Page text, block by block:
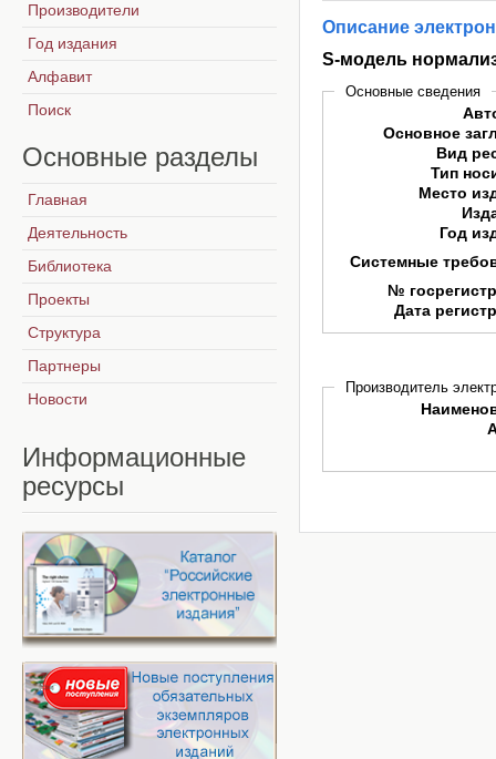
Описание
S-модель
Основные сведения
Основное
Вид
Тип
Место
Год
Системные
№
Дата
Производитель
Производители
Год издания
Алфавит
Поиск
Основные разделы
Главная
Деятельность
Библиотека
Проекты
Структура
Партнеры
Новости
Информационные
ресурсы